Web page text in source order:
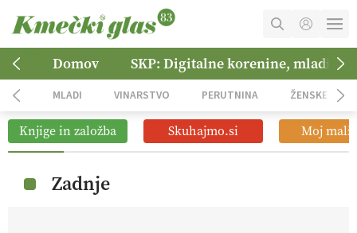
MOJ RAČUN
NAROČITE SE
OGLASNO TRŽENJE
Domov SKP: Digitalne korenine, mladi
MLADI VINARSTVO PERUTNINA ŽENSKE
Knjige in založba Skuhajmo.si Moj mali
Zadnje